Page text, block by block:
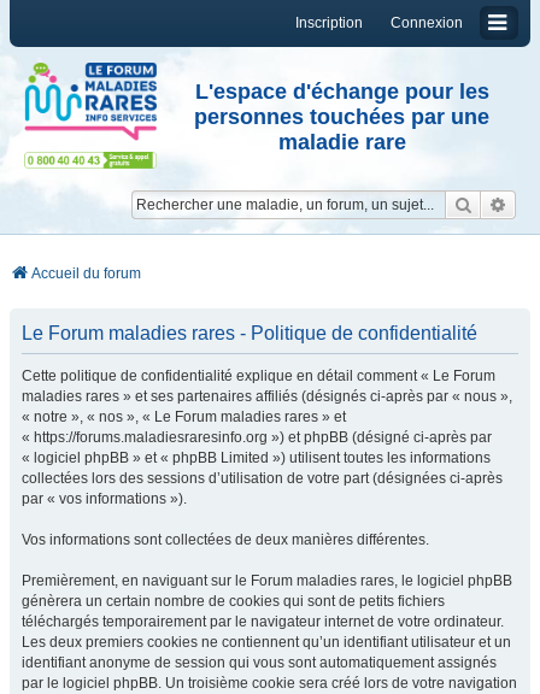
Connexion
Inscription
L'espace d'échange pour les
personnes touchées par une
maladie rare
Accueil du forum
Le Forum maladies rares - Politique de confidentialité
Cette politique de confidentialité explique en détail comment « Le Forum
maladies rares » et ses partenaires affiliés (désignés ci-après par « nous »,
« notre », « nos », « Le Forum maladies rares » et
« https://forums.maladiesraresinfo.org ») et phpBB (désigné ci-après par
« logiciel phpBB » et « phpBB Limited ») utilisent toutes les informations
collectées lors des sessions d’utilisation de votre part (désignées ci-après
par « vos informations »).
Vos informations sont collectées de deux manières différentes.
Premièrement, en naviguant sur le Forum maladies rares, le logiciel phpBB
génèrera un certain nombre de cookies qui sont de petits fichiers
téléchargés temporairement par le navigateur internet de votre ordinateur.
Les deux premiers cookies ne contiennent qu’un identifiant utilisateur et un
identifiant anonyme de session qui vous sont automatiquement assignés
par le logiciel phpBB. Un troisième cookie sera créé lors de votre navigation